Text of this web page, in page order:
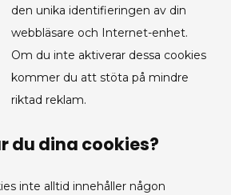
den unika identifieringen av din
webbläsare och Internet-enhet.
Om du inte aktiverar dessa cookies
kommer du att stöta på mindre
riktad reklam.
du dina cookies?
inte alltid innehåller någon